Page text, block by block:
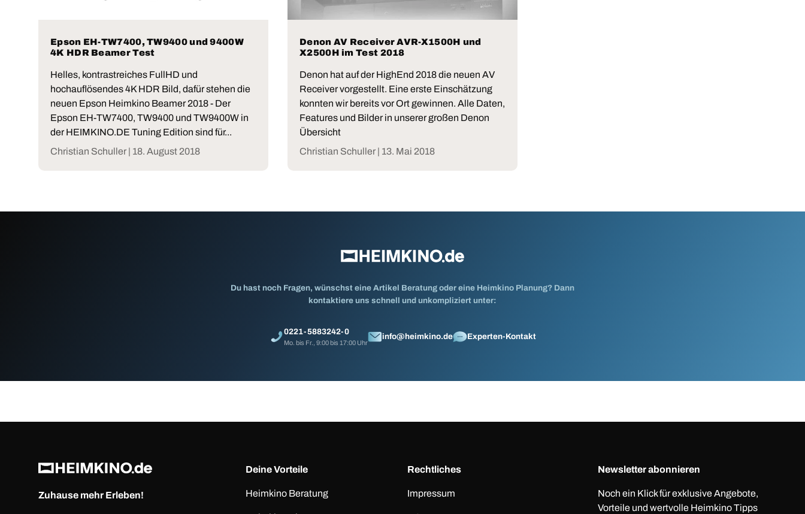
Epson EH-TW7400, TW9400 und 9400W
4K HDR Beamer Test
Helles, kontrastreiches FullHD und
hochauflösendes 4K HDR Bild, dafür stehen die
neuen Epson Heimkino Beamer 2018 - Der
Epson EH-TW7400, TW9400 und TW9400W in
der HEIMKINO.DE Tuning Edition sind für...
Christian Schuller | 18. August 2018
Denon AV Receiver AVR-X1500H und
X2500H im Test 2018
Denon hat auf der HighEnd 2018 die neuen AV
Receiver vorgestellt. Eine erste Einschätzung
konnten wir bereits vor Ort gewinnen. Alle Daten,
Features und Bilder in unserer großen Denon
Übersicht
Christian Schuller | 13. Mai 2018
Du hast noch Fragen, wünschst eine Artikel Beratung oder eine Heimkino Planung? Dann
kontaktiere uns schnell und unkompliziert unter:
0221-5883242-0
Mo. bis Fr., 9:00 bis 17:00 Uhr
info@heimkino.de Experten-Kontakt
Zuhause mehr Erleben!
Deine Vorteile
Heimkino Beratung
Rechtliches
Impressum
Newsletter abonnieren
Noch ein Klick für exklusive Angebote,
Vorteile und wertvolle Heimkino Tipps